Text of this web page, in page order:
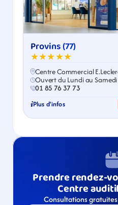
Provins (77)
★★★★★
Centre Commercial
Ouvert du Lundi au Samedi
01 85 76 37 73
Plus d'infos
Prendre rendez-
Centre
Consultations